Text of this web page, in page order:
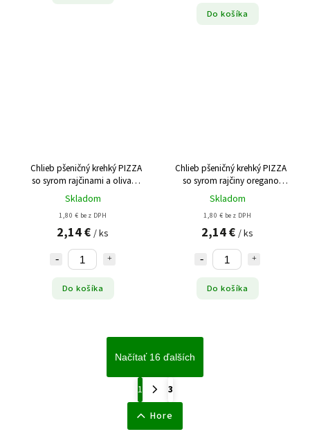
Do košíka
Chlieb pšeničný krehký PIZZA
so syrom rajčinami a olivami
130g
Skladom
1,80 € bez DPH
2,14 € / ks
Do košíka
Chlieb pšeničný krehký PIZZA
so syrom rajčiny oregano
130g
Skladom
1,80 € bez DPH
2,14 € / ks
Do košíka
Načítať 16 ďalších
1
3
Hore